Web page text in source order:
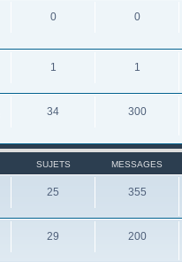
0 0
1 1
34 300
SUJETS MESSAGES
25 355
29 200